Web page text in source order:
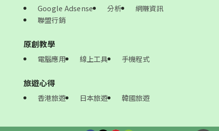
Google Adsense 分析
網賺資訊
聯盟行銷
原創教學
電腦應用 線上工具 手機程式
旅遊心得
香港旅遊 日本旅遊 韓國旅遊